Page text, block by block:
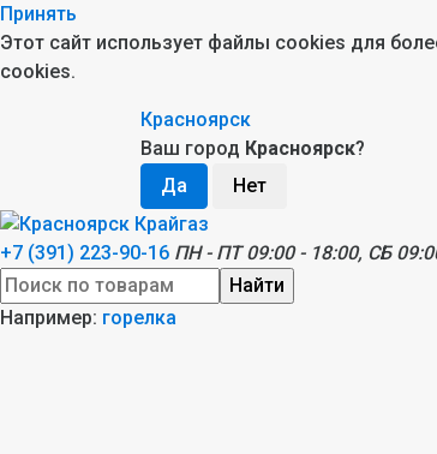
Принять
Этот сайт использует файлы cookies для
cookies.
Красноярск
Ваш город Красноярск?
+7 (391) 223-90-16 ПН - ПТ 09:00 - 18:00, СБ
Найти
Например: горелка